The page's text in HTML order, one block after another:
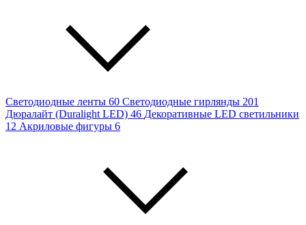
Светодиодные ленты 60 Светодиодные гирлянды 201
Дюралайт (Duralight LED) 46 Декоративные LED светильники
12 Акриловые фигуры 6